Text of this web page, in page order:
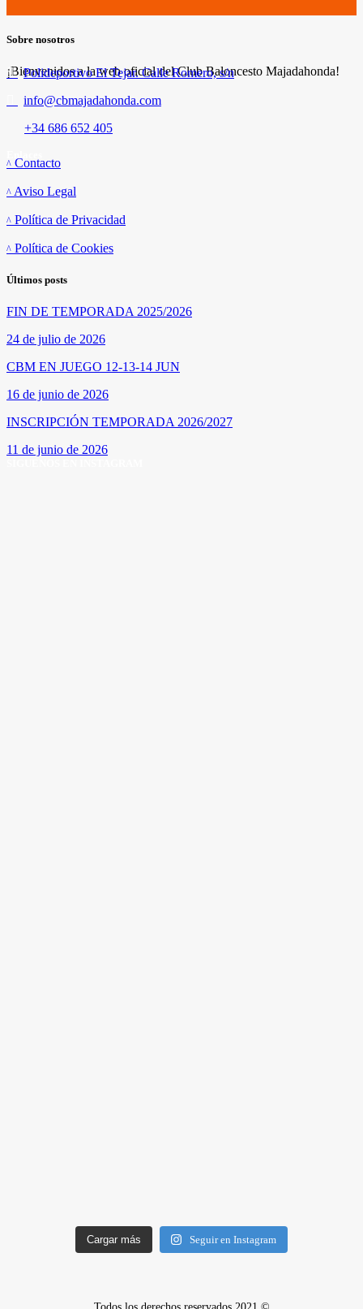
Sobre nosotros
¡Bienvenidos a la web oficial del Club Baloncesto Majadahonda!
Polideportivo El Tejar. Calle Romero, s/n
info@cbmajadahonda.com
+34 686 652 405
Contacto
Aviso Legal
Política de Privacidad
Política de Cookies
Últimos posts
FIN DE TEMPORADA 2025/2026
24 de julio de 2026
CBM EN JUEGO 12-13-14 JUN
16 de junio de 2026
INSCRIPCIÓN TEMPORADA 2026/2027
11 de junio de 2026
Cargar más Seguir en Instagram